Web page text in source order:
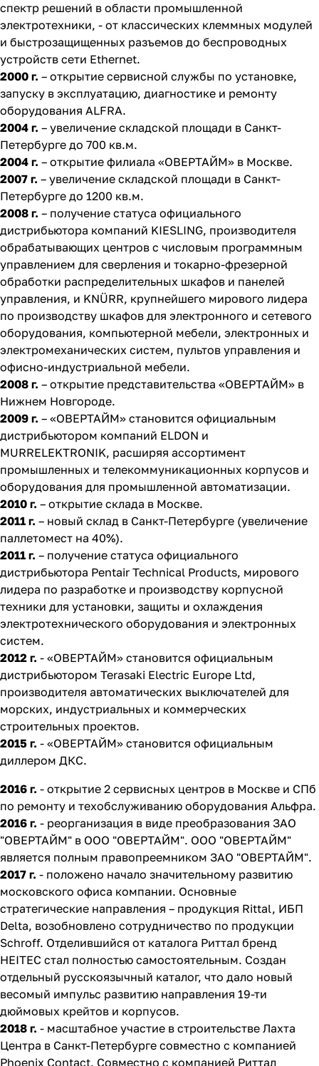
спектр решений в области промышленной
электротехники, - от классических клеммных модулей
и быстрозащищенных разъемов до беспроводных
устройств сети Ethernet.
2000 г. – открытие сервисной службы по установке,
запуску в эксплуатацию, диагностике и ремонту
оборудования ALFRA.
2004 г. – увеличение складской площади в Санкт-
Петербурге до 700 кв.м.
2004 г. – открытие филиала «ОВЕРТАЙМ» в Москве.
2007 г. – увеличение складской площади в Санкт-
Петербурге до 1200 кв.м.
2008 г. – получение статуса официального
дистрибьютора компаний KIESLING, производителя
обрабатывающих центров с числовым программным
управлением для сверления и токарно-фрезерной
обработки распределительных шкафов и панелей
управления, и KNÜRR, крупнейшего мирового лидера
по производству шкафов для электронного и сетевого
оборудования, компьютерной мебели, электронных и
электромеханических систем, пультов управления и
офисно-индустриальной мебели.
2008 г. – открытие представительства «ОВЕРТАЙМ» в
Нижнем Новгороде.
2009 г. – «ОВЕРТАЙМ» становится официальным
дистрибьютором компаний ELDON и
MURRELEKTRONIK, расширяя ассортимент
промышленных и телекоммуникационных корпусов и
оборудования для промышленной автоматизации.
2010 г. – открытие склада в Москве.
2011 г. – новый склад в Санкт-Петербурге (увеличение
паллетомест на 40%).
2011 г. – получение статуса официального
дистрибьютора Pentair Technical Products, мирового
лидера по разработке и производству корпусной
техники для установки, защиты и охлаждения
электротехнического оборудования и электронных
систем.
2012 г. - «ОВЕРТАЙМ» становится официальным
дистрибьютором Terasaki Electric Europe Ltd,
производителя автоматических выключателей для
морских, индустриальных и коммерческих
строительных проектов.
2015 г. - «ОВЕРТАЙМ» становится официальным
диллером ДКС.
2016 г. - открытие 2 сервисных центров в Москве и СПб
по ремонту и техобслуживанию оборудования Альфра.
2016 г. - реорганизация в виде преобразования ЗАО
"ОВЕРТАЙМ" в ООО "ОВЕРТАЙМ". ООО "ОВЕРТАЙМ"
является полным правопреемником ЗАО "ОВЕРТАЙМ".
2017 г. - положено начало значительному развитию
московского офиса компании. Основные
стратегические направления – продукция Rittal, ИБП
Delta, возобновлено сотрудничество по продукции
Schroff. Отделившийся от каталога Риттал бренд
HEITEC стал полностью самостоятельным. Создан
отдельный русскоязычный каталог, что дало новый
весомый импульс развитию направления 19-ти
дюймовых крейтов и корпусов.
2018 г. - масштабное участие в строительстве Лахта
Центра в Санкт-Петербурге совместно с компанией
Phoenix Contact. Совместно с компанией Риттал